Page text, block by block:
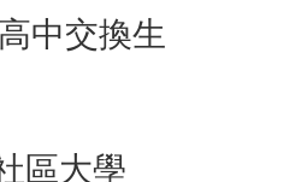
中交換生
區大學